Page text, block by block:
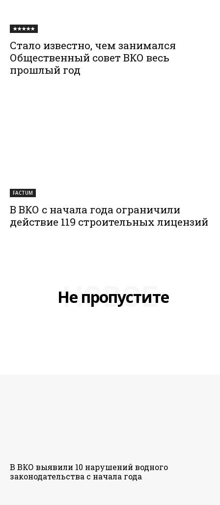
★★★★★
Стало известно, чем занимался
Общественный совет ВКО весь
прошлый год
FACTUM
В ВКО с начала года ограничили
действие 119 строительных лицензий
Не пропустите
НОВОЕ
В ВКО выявили 10 нарушений водного
законодательства с начала года